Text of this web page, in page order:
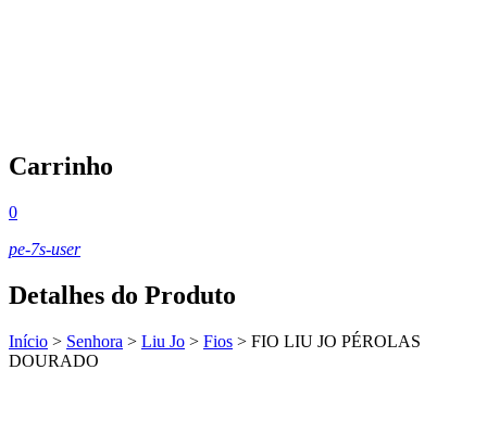
Carrinho
0
pe-7s-user
Detalhes do Produto
Início > Senhora > Liu Jo > Fios > FIO LIU JO PÉROLAS
DOURADO